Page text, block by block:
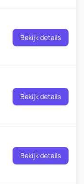
Bekijk details
Bekijk details
Bekijk details